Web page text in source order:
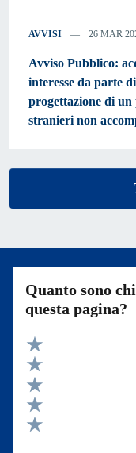
AVVISI 26 MAR
Avviso Pubblico:
interesse da parte
progettazione di un
stranieri non
Quanto sono
questa pagina?
Valuta 5 stelle su 5
Valuta 4 stelle su 5
Valuta 3 stelle su 5
Valuta 2 stelle su 5